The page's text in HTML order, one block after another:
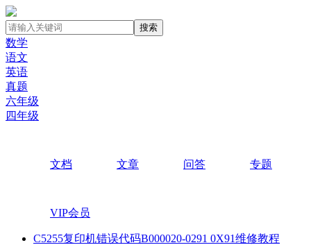
搜索
数学
语文
英语
真题
六年级
四年级
文档 文章 问答 专题
VIP会员
C5255复印机错误代码B000020-0291 0X91维修教程